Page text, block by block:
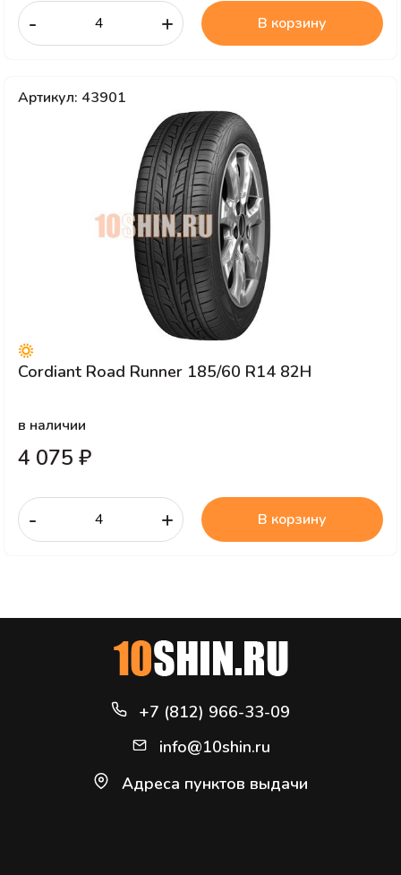
- + В корзину
Артикул: 43901
Cordiant Road Runner 185/60 R14 82H
в наличии
4 075 ₽
- + В корзину
+7 (812) 966-33-09
info@10shin.ru
Адреса пунктов выдачи